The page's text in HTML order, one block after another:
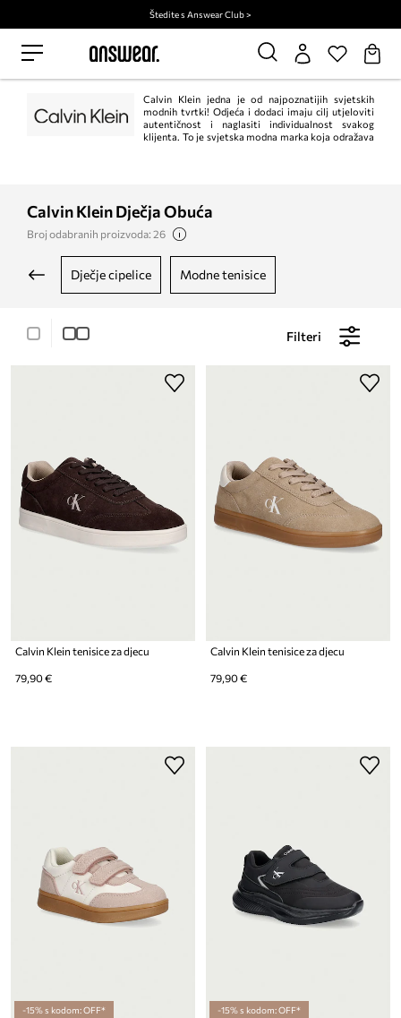
Štedite s Answear Club >
Calvin Klein jedna je od najpoznatijih svjetskih
modnih tvrtki! Odjeća i dodaci imaju cilj utjeloviti
autentičnost i naglasiti individualnost svakog
klijenta. To je svjetska modna marka koja odražava
Calvin Klein Dječja Obuća
Broj odabranih proizvoda: 26
dječje cipelice modne tenisice
Filteri
Calvin Klein tenisice za djecu
79,90 €
Calvin Klein tenisice za djecu
79,90 €
-15% s kodom: OFF* -15% s kodom: OFF*